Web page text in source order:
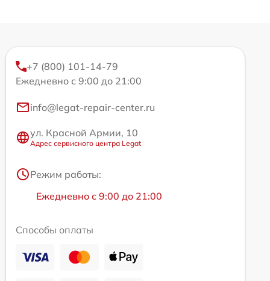
+7 (800) 101-14-79
Ежедневно с 9:00 до 21:00
info@legat-repair-center.ru
ул. Красной Армии, 10
Адрес сервисного центра Legat
Режим работы:
Ежедневно с 9:00 до 21:00
Способы оплаты